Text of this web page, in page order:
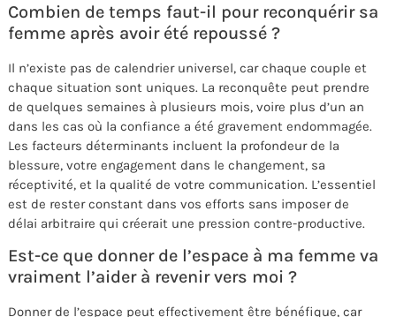
Combien de temps faut-il pour reconquérir sa
femme après avoir été repoussé ?
Il n’existe pas de calendrier universel, car chaque couple et
chaque situation sont uniques. La reconquête peut prendre
de quelques semaines à plusieurs mois, voire plus d’un an
dans les cas où la confiance a été gravement endommagée.
Les facteurs déterminants incluent la profondeur de la
blessure, votre engagement dans le changement, sa
réceptivité, et la qualité de votre communication. L’essentiel
est de rester constant dans vos efforts sans imposer de
délai arbitraire qui créerait une pression contre-productive.
Est-ce que donner de l’espace à ma femme va
vraiment l’aider à revenir vers moi ?
Donner de l’espace peut effectivement être bénéfique, car